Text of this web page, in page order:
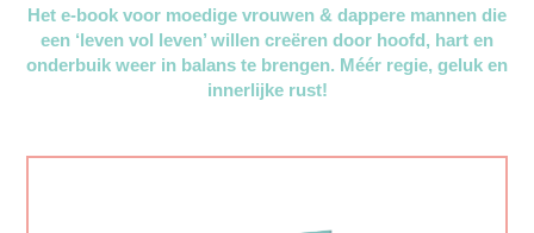
Het e-book voor moedige vrouwen & dappere mannen die
een ‘leven vol leven’ willen creëren door hoofd, hart en
onderbuik weer in balans te brengen. Méér regie, geluk en
innerlijke rust!